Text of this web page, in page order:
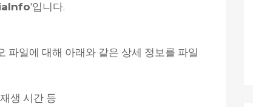
'입니다.
일에 대해 아래와 같은 상세 정보를 파일
생 시간 등